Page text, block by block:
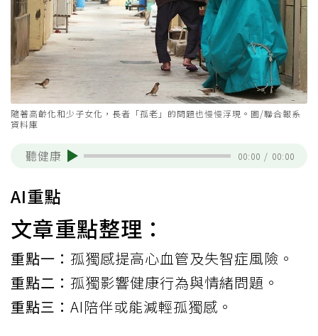
隨著高齡化和少子女化，長者「孤老」的問題也慢慢浮現。圖/聯合報系
資料庫
聽健康 00:00 / 00:00
AI重點
文章重點整理：
重點一： 孤獨感提高心血管及失智症風險。
重點二： 孤獨影響健康行為與情緒問題。
重點三： AI陪伴或能減輕孤獨感。